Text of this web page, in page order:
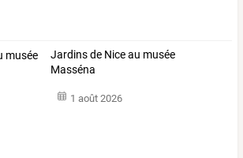
Jardins de Nice au musée
Masséna
1 août 2026